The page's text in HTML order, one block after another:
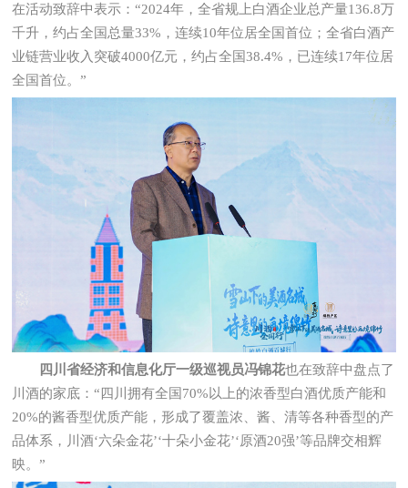
在活动致辞中表示：“2024年，全省规上白酒企业总产量136.8万
千升，约占全国总量33%，连续10年位居全国首位；全省白酒产
业链营业收入突破4000亿元，约占全国38.4%，已连续17年位居
全国首位。”
四川省经济和信息化厅一级巡视员冯锦花也在致辞中盘点了
川酒的家底：“四川拥有全国70%以上的浓香型白酒优质产能和
20%的酱香型优质产能，形成了覆盖浓、酱、清等各种香型的产
品体系，川酒‘六朵金花’‘十朵小金花’‘原酒20强’等品牌交相辉
映。”